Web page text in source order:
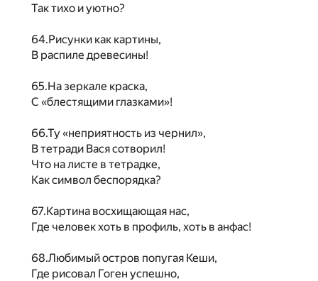
Так тихо и уютно?
64.Рисунки как картины,
В распиле древесины!
65.На зеркале краска,
С «блестящими глазками»!
66.Ту «неприятность из чернил»,
В тетради Вася сотворил!
Что на листе в тетрадке,
Как символ беспорядка?
67.Картина восхищающая нас,
Где человек хоть в профиль, хоть в анфас!
68.Любимый остров попугая Кеши,
Где рисовал Гоген успешно,